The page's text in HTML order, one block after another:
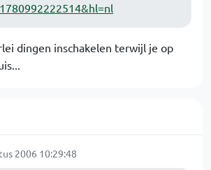
dingen inschakelen terwijl je op
2006 10:29:48